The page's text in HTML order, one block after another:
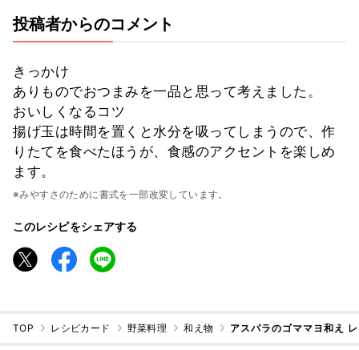
投稿者からのコメント
きっかけ
ありものでおつまみを一品と思って考えました。
おいしくなるコツ
揚げ玉は時間を置くと水分を吸ってしまうので、作
りたてを食べたほうが、食感のアクセントを楽しめ
ます。
※みやすさのために書式を一部改変しています。
このレシピをシェアする
TOP レシピカード 野菜料理 和え物 アスパラのゴママヨ和え